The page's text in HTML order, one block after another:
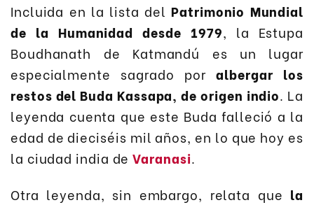
Incluida en la lista del Patrimonio Mundial
de la Humanidad desde 1979, la Estupa
Boudhanath de Katmandú es un lugar
especialmente sagrado poralbergar los
restos del Buda Kassapa, de origen indio. La
leyenda cuenta que este Buda falleció a la
edad de dieciséis mil años, en lo que hoy es
la ciudad india deVaranasi.
Otra leyenda, sin embargo, relata que la